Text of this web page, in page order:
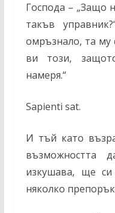
Господа – „Защо
такъв
омръзнало, та му
ви този,
намеря.“
Sapienti sat.
И тъй като
възможността
изкушава, ще
няколко